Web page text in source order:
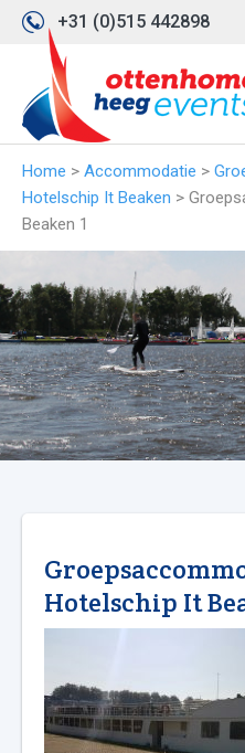
+31 (0)515 442898
Home > Accommodatie >
Hotelschip It Beaken >
Beaken 1
Hotelschip It